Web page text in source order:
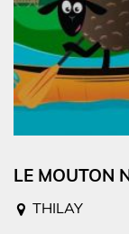
LE MOUTON
THILAY